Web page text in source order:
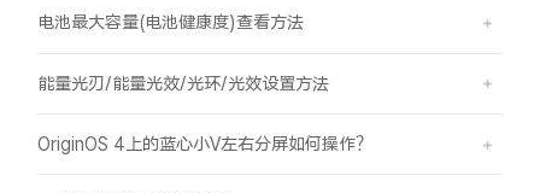
电池最大容量(电池健康度)查看方法
能量光刃/能量光效/光环/光效设置方法
OriginOS 4上的蓝心小V左右分屏如何操作？